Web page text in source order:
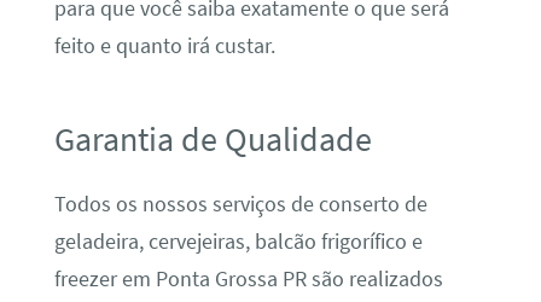
para que você saiba exatamente o que será
feito e quanto irá custar.
Garantia de Qualidade
Todos os nossos serviços de conserto de
geladeira, cervejeiras, balcão frigorífico e
freezer em Ponta Grossa PR são realizados